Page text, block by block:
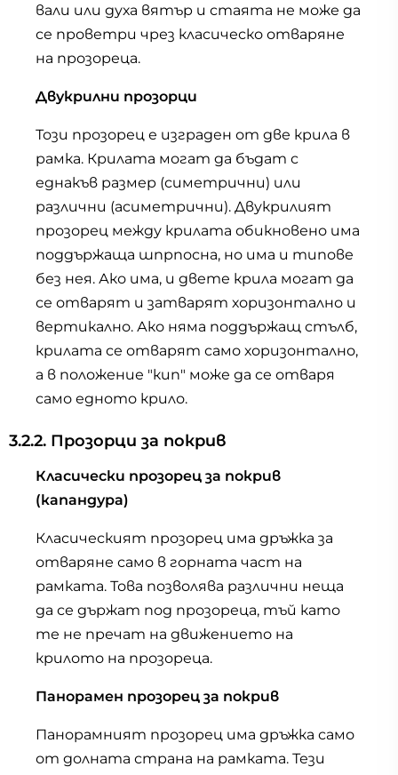
вали или духа вятър и стаята не може да
се проветри чрез класическо отваряне
на прозореца.
Двукрилни прозорци
Този прозорец е изграден от две крила в
рамка. Крилата могат да бъдат с
еднакъв размер (симетрични) или
различни (асиметрични). Двукрилият
прозорец между крилата обикновено има
поддържаща шпрпосна, но има и типове
без нея. Ако има, и двете крила могат да
се отварят и затварят хоризонтално и
вертикално. Ако няма поддържащ стълб,
крилата се отварят само хоризонтално,
а в положение "кип" може да се отваря
само едното крило.
3.2.2. Прозорци за покрив
Класически прозорец за покрив
(капандура)
Класическият прозорец има дръжка за
отваряне само в горната част на
рамката. Това позволява различни неща
да се държат под прозореца, тъй като
те не пречат на движението на
крилото на прозореца.
Панорамен прозорец за покрив
Панорамният прозорец има дръжка само
от долната страна на рамката. Тези